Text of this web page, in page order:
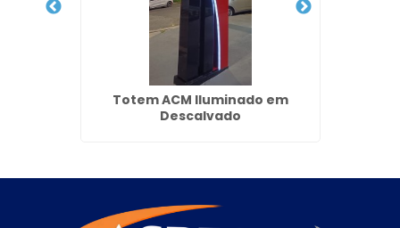
Totem ACM Iluminado em
Descalvado